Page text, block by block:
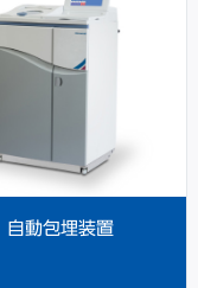
自動包埋装置